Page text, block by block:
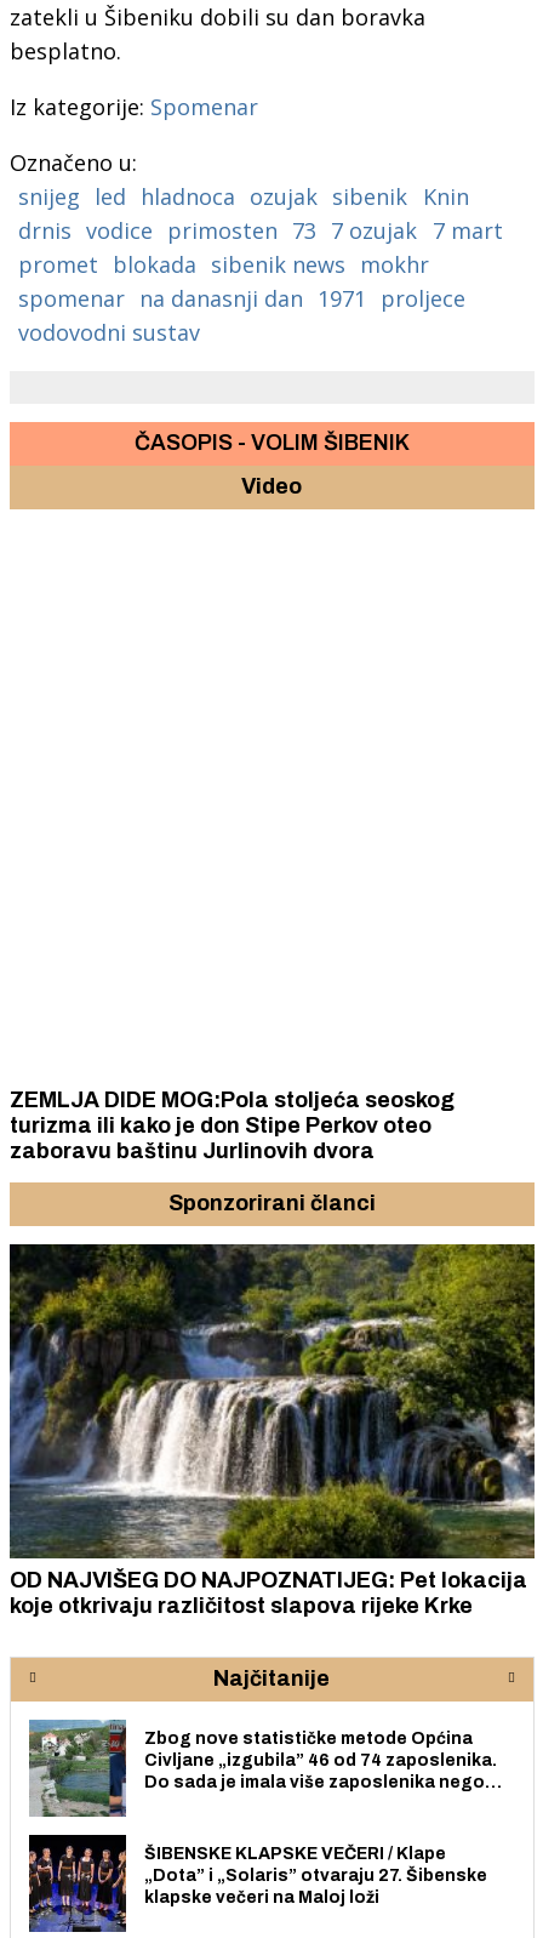
zatekli u Šibeniku dobili su dan boravka
besplatno.
Iz kategorije: Spomenar
Označeno u:
snijeg
led hladnoca ozujak sibenik
Knin
drnis vodice primosten 73 7 ozujak 7 mart
promet
blokada sibenik news
mokhr
spomenar na danasnji dan 1971
proljece
vodovodni sustav
ČASOPIS - VOLIM ŠIBENIK
Video
ZEMLJA DIDE MOG:Pola stoljeća seoskog
turizma ili kako je don Stipe Perkov oteo
zaboravu baštinu Jurlinovih dvora
Sponzorirani članci
OD NAJVIŠEG DO NAJPOZNATIJEG: Pet lokacija
koje otkrivaju različitost slapova rijeke Krke
Najčitanije
Zbog nove statističke metode Općina
Civljane „izgubila” 46 od 74 zaposlenika.
Do sada je imala više zaposlenika nego
ŠIBENSKE KLAPSKE VEČERI / Klape
„Dota” i „Solaris” otvaraju 27. Šibenske
klapske večeri na Maloj loži